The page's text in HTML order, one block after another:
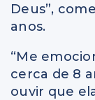
Deus”,
anos.
“Me
cerca de 8
ouvir que